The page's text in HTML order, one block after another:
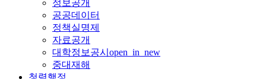
정보공개
공공데이터
정책실명제
자료공개
대학정보공시 open_in_new
중대재해
청렴행정